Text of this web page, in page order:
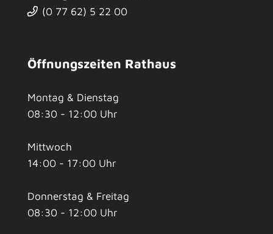
(0 77 62) 5 22 00
Öffnungszeiten Rathaus
Montag & Dienstag
08:30 - 12:00 Uhr
Mittwoch
14:00 - 17:00 Uhr
Donnerstag & Freitag
08:30 - 12:00 Uhr